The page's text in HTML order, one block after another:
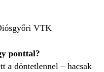
VTK
ponttal?
a döntetlennel – hacsak